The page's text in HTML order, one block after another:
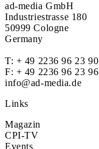
ad-media GmbH
Industriestrasse 180
50999 Cologne
Germany
T: + 49 2236 96 23 90
F: + 49 2236 96 23 96
info@ad-media.de
Links
Magazin
CPI-TV
Events